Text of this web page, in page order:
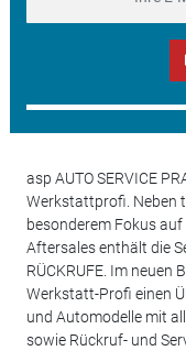
asp AUTO SERVICE
Werkstattprofi. Neben
besonderem Fokus
Aftersales enthält die
RÜCKRUFE. Im neuen
Werkstatt-Profi einen
und Automodelle mit
sowie Rückruf- und